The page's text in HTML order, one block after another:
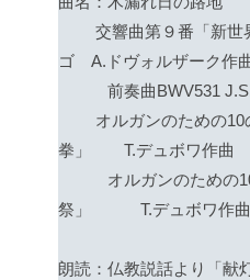
交響曲第９番「新世
ゴ A.ドヴォルザーク作
前奏曲BWV531 J.S.
オルガンのための10
拳」 T.デュボワ作曲
オルガンのための10
祭」 T.デュボワ作曲
朗読：仏教説話より「